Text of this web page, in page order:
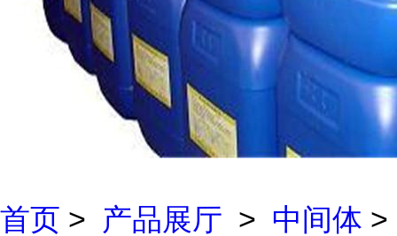
首页 > 产品展厅 > 中间体 >